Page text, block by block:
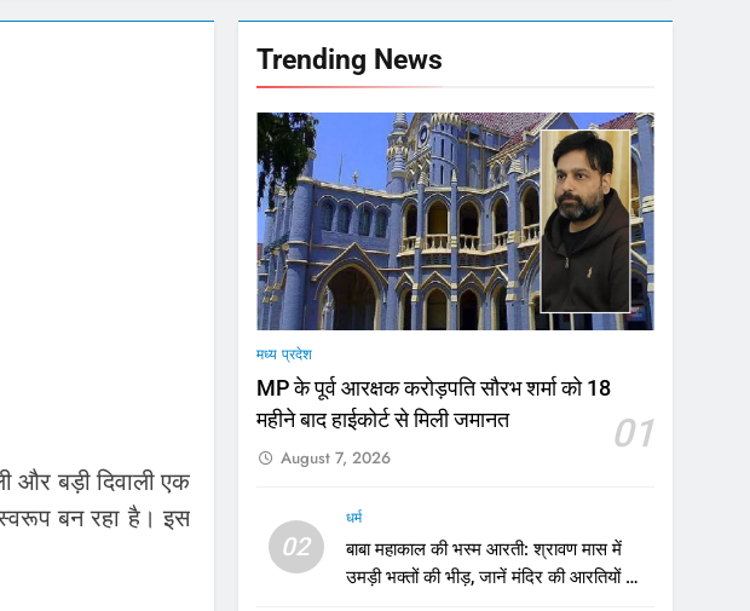
शहर में क्या है ताजा भाव
पर खुले; क्रूड ऑयल में नरमी
और बड़ी दिवाली एक
बन रहा है। इस
Trending News
मध्य प्रदेश
MP के पूर्व आरक्षक करोड़पति सौरभ शर्मा को 18
महीने बाद हाईकोर्ट से मिली जमानत
01
August 7, 2026
02
धर्म
बाबा महाकाल की भस्म आरती: श्रावण मास में
उमड़ी भक्तों की भीड़, जानें मंदिर की आरतियों का